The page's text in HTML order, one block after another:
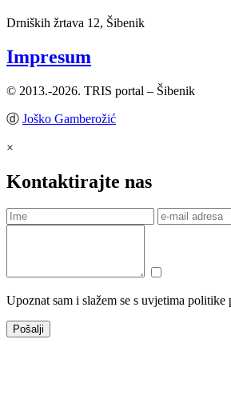
Drniških žrtava 12, Šibenik
Impresum
© 2013.-2026. TRIS portal – Šibenik
ⓓ Joško Gamberožić
×
Kontaktirajte nas
Upoznat sam i slažem se s uvjetima politike
Pošalji